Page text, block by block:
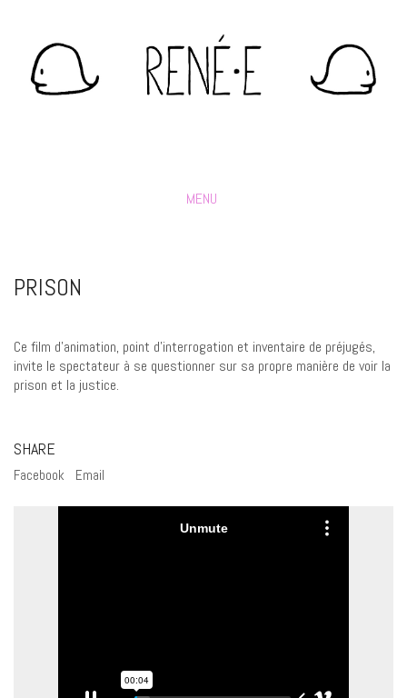
MENU
PRISON
Ce film d’animation, point d’interrogation et inventaire de préjugés,
invite le spectateur à se questionner sur sa propre manière de voir la
prison et la justice.
SHARE
Facebook Email